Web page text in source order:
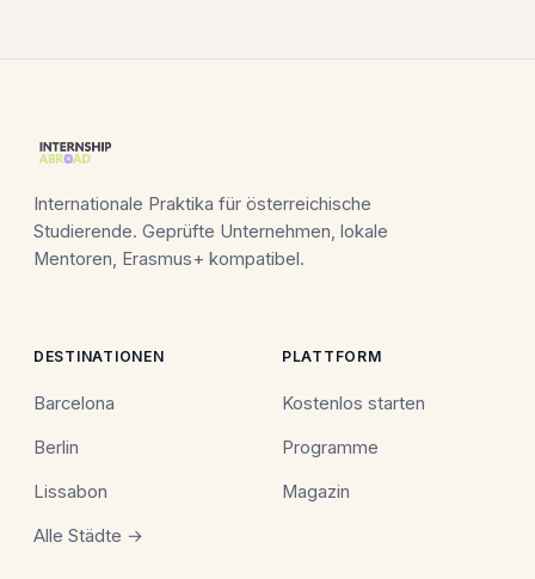
Internationale Praktika für österreichische
Studierende. Geprüfte Unternehmen, lokale
Mentoren, Erasmus+ kompatibel.
DESTINATIONEN
Barcelona
Berlin
Lissabon
Alle Städte →
PLATTFORM
Kostenlos starten
Programme
Magazin